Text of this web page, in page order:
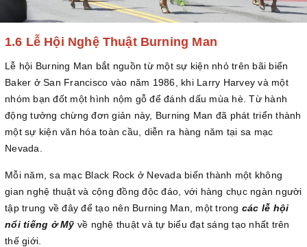
1.6 Lễ Hội Nghệ Thuật Burning Man
Lễ hội Burning Man bắt nguồn từ một sự kiện nhỏ trên bãi biển
Baker ở San Francisco vào năm 1986, khi Larry Harvey và một
nhóm bạn đốt một hình nộm gỗ để đánh dấu mùa hè. Từ hành
động tưởng chừng đơn giản này, Burning Man đã phát triển thành
một sự kiện văn hóa toàn cầu, diễn ra hàng năm tại sa mạc
Nevada.
Mỗi năm, sa mạc Black Rock ở Nevada biến thành một không
gian nghệ thuật và cộng đồng độc đáo, với hàng chục ngàn người
tập trung về đây để tạo nên Burning Man, một trong các lễ hội
nổi tiếng ở Mỹvề nghệ thuật và tự biểu đạt sáng tạo nhất trên
thế giới.